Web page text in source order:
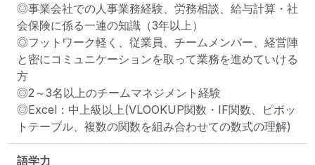
◎事業会社での人事業務経験、労務相談、給与計算・社
会保険に係る一連の知識（3年以上）
◎フットワーク軽く、従業員、チームメンバー、経営陣
と密にコミュニケーションを取って業務を進めていける
方
◎2～3名以上のチームマネジメント経験
◎Excel：中上級以上(VLOOKUP関数・IF関数、ピボッ
トテーブル、複数の関数を組み合わせての数式の理解)
語学力